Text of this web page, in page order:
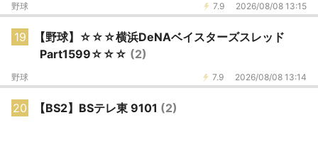
7.9 2026/08/08 13:15
野球
19
【野球】☆☆☆横浜DeNAベイスターズスレッド
Part1599☆☆☆ (2)
7.9 2026/08/08 13:14
野球
20 【BS2】BSテレ東 9101 (2)